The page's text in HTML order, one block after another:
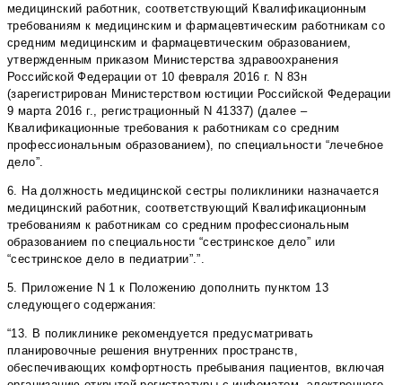
медицинский работник, соответствующий Квалификационным
требованиям к медицинским и фармацевтическим работникам со
средним медицинским и фармацевтическим образованием,
утвержденным приказом Министерства здравоохранения
Российской Федерации от 10 февраля 2016 г. N 83н
(зарегистрирован Министерством юстиции Российской Федерации
9 марта 2016 г., регистрационный N 41337) (далее –
Квалификационные требования к работникам со средним
профессиональным образованием), по специальности “лечебное
дело”.
6. На должность медицинской сестры поликлиники назначается
медицинский работник, соответствующий Квалификационным
требованиям к работникам со средним профессиональным
образованием по специальности “сестринское дело” или
“сестринское дело в педиатрии”.”.
5. Приложение N 1 к Положению дополнить пунктом 13
следующего содержания:
“13. В поликлинике рекомендуется предусматривать
планировочные решения внутренних пространств,
обеспечивающих комфортность пребывания пациентов, включая